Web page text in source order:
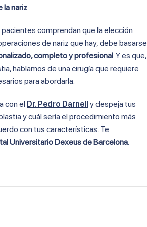
la nariz.
comprendan que la elección
de nariz que hay, debe basarse
completo y profesional. Y es que,
hablamos de una cirugía que requiere
para abordarla.
con el Dr. Pedro Darnell y despeja tus
y cuál sería el procedimiento más
con tus características. Te
Universitario Dexeus de Barcelona.